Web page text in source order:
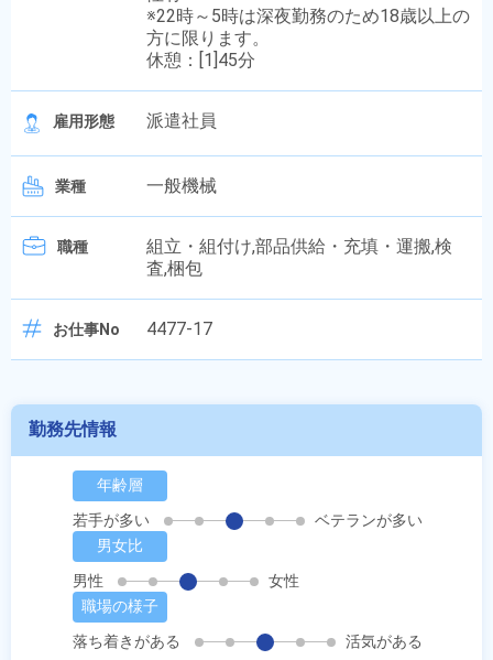
※22時～5時は深夜勤務のため18歳以上の
方に限ります。
休憩：[1]45分
雇用形態 派遣社員
業種 一般機械
職種
組立・組付け,部品供給・充填・運搬,検
査,梱包
お仕事No 4477-17
勤務先情報
年齢層
若手が多い
ベテランが多い
男女比
男性
女性
職場の様子
落ち着きがある
活気がある